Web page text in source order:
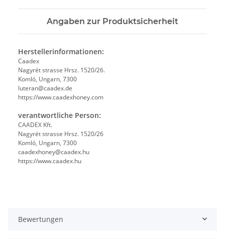
Angaben zur Produktsicherheit
Herstellerinformationen:
Caadex
Nagyrét strasse Hrsz. 1520/26.
Komló, Ungarn, 7300
luteran@caadex.de
https://www.caadexhoney.com
verantwortliche Person:
CAADEX Kft.
Nagyrét strasse Hrsz. 1520/26
Komló, Ungarn, 7300
caadexhoney@caadex.hu
https://www.caadex.hu
Bewertungen